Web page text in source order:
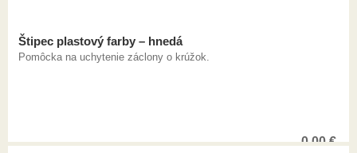
Štipec plastový farby – hnedá
Pomôcka na uchytenie záclony o krúžok.
0,00€